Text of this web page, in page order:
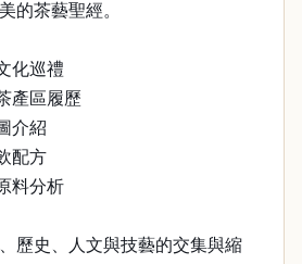
的茶藝聖經。
化巡禮
產區履歷
介紹
配方
料分析
歷史、人文與技藝的交集與縮